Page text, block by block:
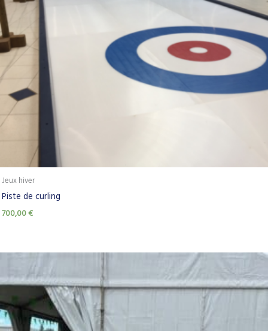
Jeux hiver
Piste de curling
700,00€